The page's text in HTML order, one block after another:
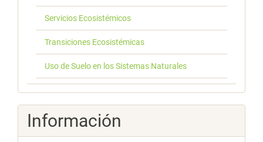
Servicios Ecosistémicos
Transiciones Ecosistémicas
Uso de Suelo en los Sistemas Naturales
Información